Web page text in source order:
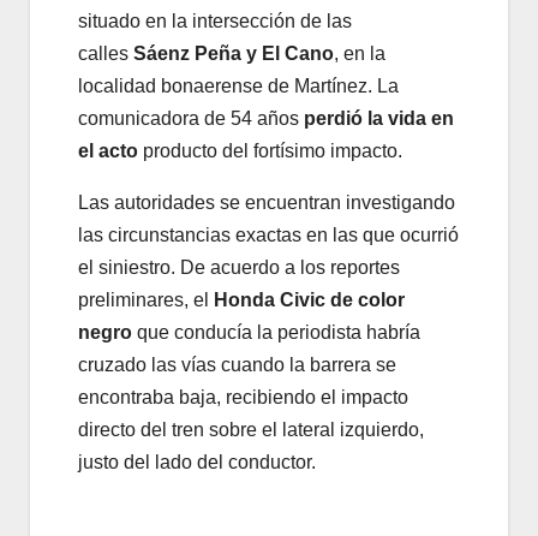
situado en la intersección de las
calles Sáenz Peña y El Cano, en la
localidad bonaerense de Martínez. La
comunicadora de 54 años perdió la vida en
el acto producto del fortísimo impacto.
Las autoridades se encuentran investigando
las circunstancias exactas en las que ocurrió
el siniestro. De acuerdo a los reportes
preliminares, el
Honda Civic de color
negro que conducía la periodista habría
cruzado las vías cuando la barrera se
encontraba baja, recibiendo el impacto
directo del tren sobre el lateral izquierdo,
justo del lado del conductor.